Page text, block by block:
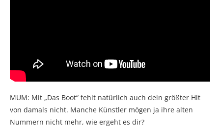
MUM: Mit „Das Boot“ fehlt natürlich auch dein größter Hit
von damals nicht. Manche Künstler mögen ja ihre alten
Nummern nicht mehr, wie ergeht es dir?